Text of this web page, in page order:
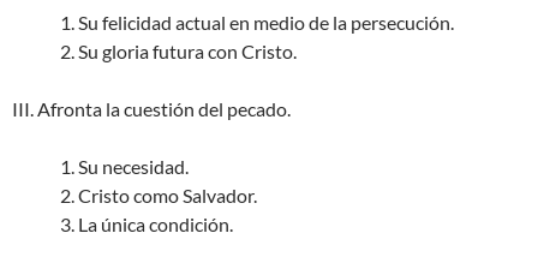
1. Su felicidad actual en medio de la persecución.
2. Su gloria futura con Cristo.
III. Afronta la cuestión del pecado.
1. Su necesidad.
2. Cristo como Salvador.
3. La única condición.